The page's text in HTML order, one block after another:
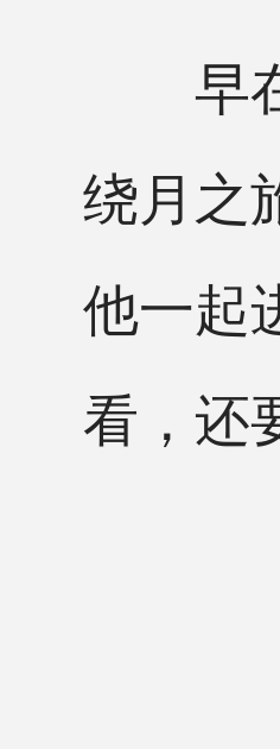
早在
绕月之
他一起
看，还